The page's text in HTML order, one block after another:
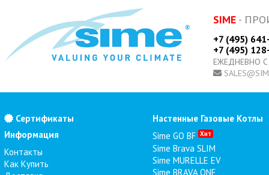
SIME -
+7 (495)
+7 (495)
ЕЖЕДНЕВНО
Сертификаты
Информация
Контакты
Как Купить
Настенные Газовые Котлы
Sime GO BF Хит
Sime Brava SLIM
Sime MURELLE EV
Sime BRAVA ONE